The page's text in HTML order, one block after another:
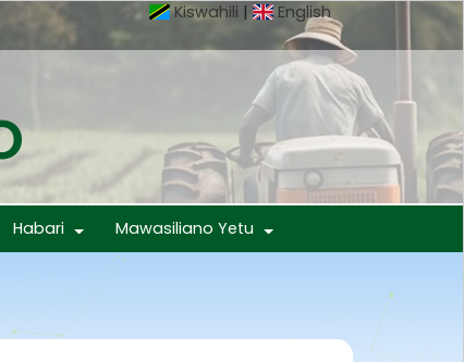
Kiswahili | English
Habari Mawasiliano Yetu